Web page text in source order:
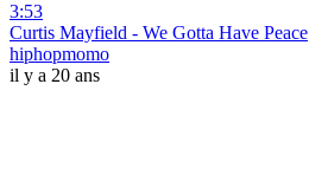
3:53
Curtis Mayfield - We Gotta Have Peace
hiphopmomo
il y a 20 ans